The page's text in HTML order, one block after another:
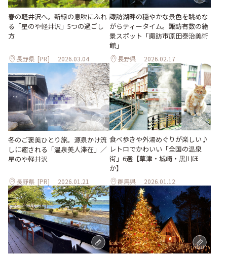
春の軽井沢へ。新緑の息吹にふれ
る「星のや軽井沢」5つの過ごし
方
長野県 [PR] 2026.03.04
諏訪湖畔の穏やかな景色を眺めな
がらティータイム。諏訪有数の絶
景スポット「諏訪市原田泰治美術
館」
長野県 2026.02.17
冬のご褒美ひとり旅。源泉かけ流
しに癒される「温泉美人滞在」／
星のや軽井沢
長野県 [PR] 2026.01.21
食べ歩きや外湯めぐりが楽しい♪
レトロでかわいい「全国の温泉
街」6選【草津・城崎・黒川ほ
か】
群馬県 2026.01.12